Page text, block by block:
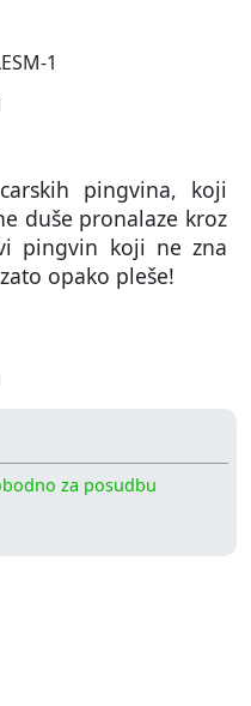
1
pingvina, koji
duše pronalaze kroz
pingvin koji ne zna
opako pleše!
za posudbu